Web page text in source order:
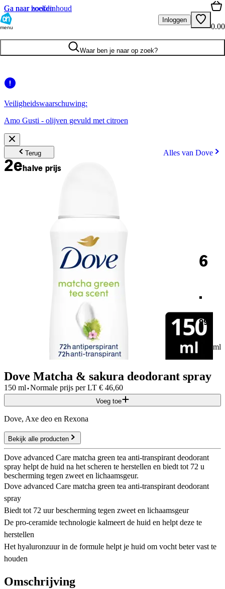
Ga naar hoofdinhoud
Ga naar zoeken
menu
Inloggen
0.00
Waar ben je naar op zoek?
Veiligheidswaarschuwing:
Amo Gusti - olijven gevuld met citroen
Terug Alles van Dove
2ehalve prijs
6
.
99
150 ml
Dove Matcha & sakura deodorant spray
150 ml·Normale prijs per LT € 46,60
Voeg toe
Dove, Axe deo en Rexona
Bekijk alle producten
Dove advanced Care matcha green tea anti-transpirant deodorant
spray helpt de huid na het scheren te herstellen en biedt tot 72 u
bescherming tegen zweet en lichaamsgeur.
Dove advanced Care matcha green tea anti-transpirant deodorant
spray
Biedt tot 72 uur bescherming tegen zweet en lichaamsgeur
De pro-ceramide technologie kalmeert de huid en helpt deze te
herstellen
Het hyaluronzuur in de formule helpt je huid om vocht beter vast te
houden
Omschrijving